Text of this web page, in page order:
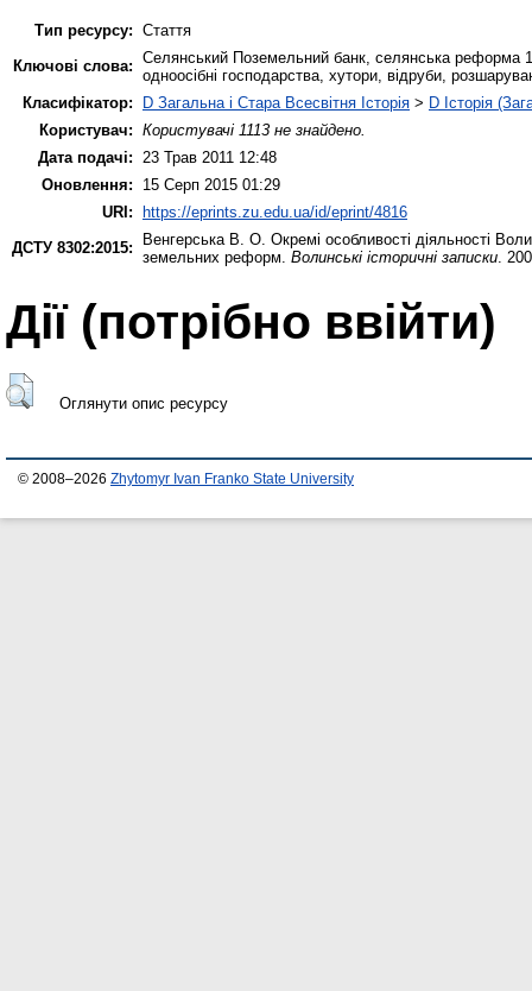
Тип ресурсу: Стаття
Ключові слова: Селянський Поземельний банк, селянська реформа
одноосібні господарства, хутори, відруби,
Класифікатор:
D Загальна і Стара Всесвітня Історія > D Історія
Користувач: Користувачі 1113 не знайдено.
Дата подачі:
23 Трав 2011 12:48
Оновлення:
15 Серп 2015 01:29
URI: https://eprints.zu.edu.ua/id/eprint/4816
ДСТУ 8302:2015:
Венгерська В. О. Окремі особливості діяльності
земельних реформ. Волинські історичні записки .
Дії ​​(потрібно ввійти)
Оглянути опис ресурсу
© 2008–2026 Zhytomyr Ivan Franko State University